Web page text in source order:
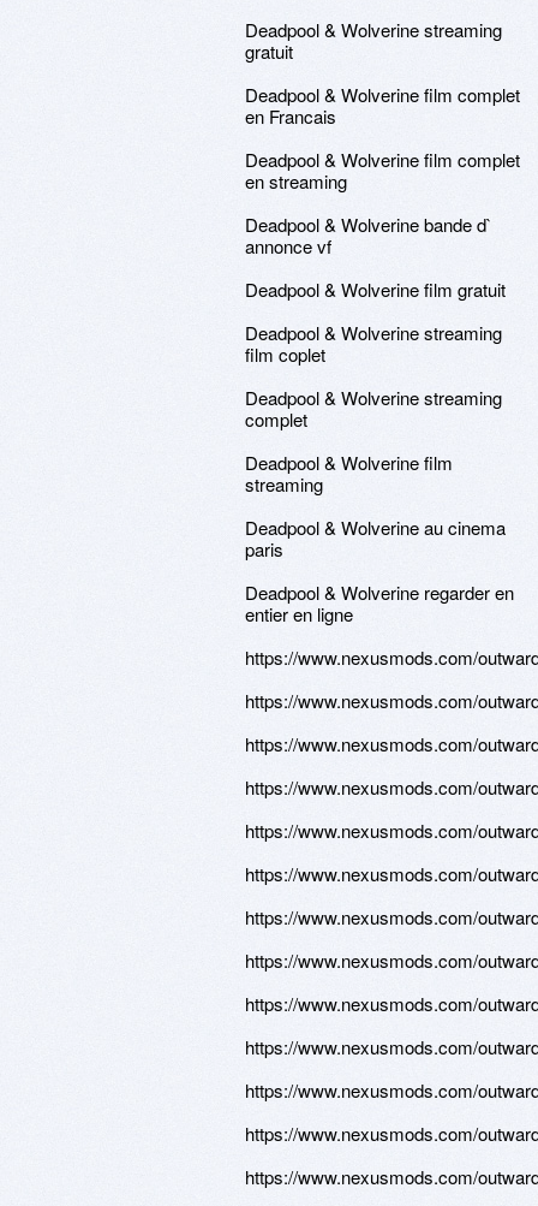
Deadpool & Wolverine streaming
gratuit
Deadpool & Wolverine film complet
en Francais
Deadpool & Wolverine film complet
en streaming
Deadpool & Wolverine bande d`
annonce vf
Deadpool & Wolverine film gratuit
Deadpool & Wolverine streaming
film coplet
Deadpool & Wolverine streaming
complet
Deadpool & Wolverine film
streaming
Deadpool & Wolverine au cinema
paris
Deadpool & Wolverine regarder en
entier en ligne
https://www.nexusmods.com/
https://www.nexusmods.com/
https://www.nexusmods.com/
https://www.nexusmods.com/
https://www.nexusmods.com/
https://www.nexusmods.com/
https://www.nexusmods.com/
https://www.nexusmods.com/
https://www.nexusmods.com/
https://www.nexusmods.com/
https://www.nexusmods.com/
https://www.nexusmods.com/
https://www.nexusmods.com/